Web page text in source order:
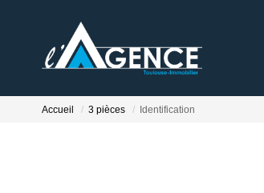
Accueil 3 pièces Identification